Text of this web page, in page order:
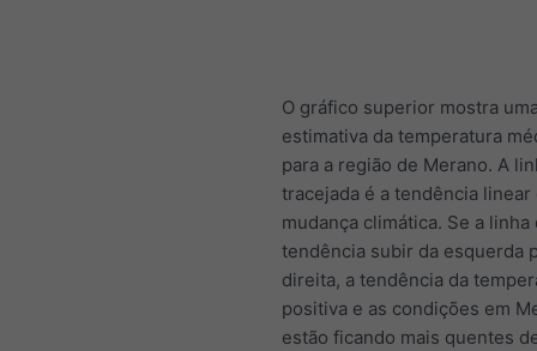
O gráfico superior mostra
estimativa da temperatura
para a região de Merano. A
tracejada é a tendência linear
mudança climática. Se a linha
tendência subir da esquerda
direita, a tendência da
positiva e as condições em
estão ficando mais quentes